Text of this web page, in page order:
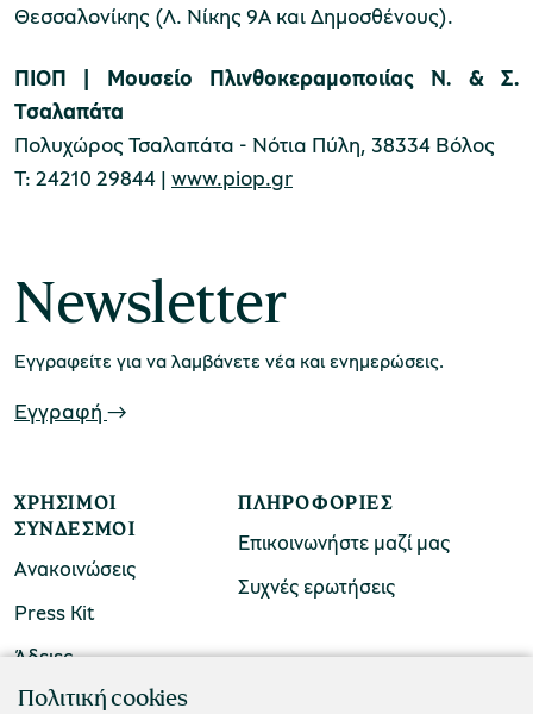
Θεσσαλονίκης (Λ. Νίκης 9Α και Δημοσθένους).
ΠΙΟΠ | Μουσείο Πλινθοκεραμοποιίας Ν. & Σ.
Τσαλαπάτα
Πολυχώρος Τσαλαπάτα - Νότια Πύλη, 38334 Βόλος
Τ: 24210 29844 | www.piop.gr
Newsletter
Εγγραφείτε για να λαμβάνετε νέα και ενημερώσεις.
Εγγραφή
ΧΡΉΣΙΜΟΙ
ΣΎΝΔΕΣΜΟΙ
Ανακοινώσεις
Press Kit
Άδειες
ΠΛΗΡΟΦΟΡΊΕΣ
Επικοινωνήστε μαζί μας
Συχνές ερωτήσεις
ΠΟΛΙΤΙΣΤΙΚΟ ΙΔΡΥΜΑ ΟΜΙΛΟΥ ΠΕΙΡΑΙΩΣ
Πολιτική cookies